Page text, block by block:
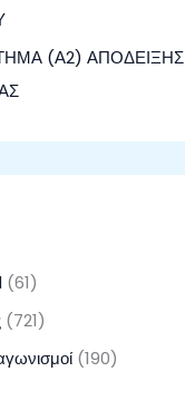
(Α2) ΑΠΟΔΕΙΞΗΣ
(61)
(721)
(190)